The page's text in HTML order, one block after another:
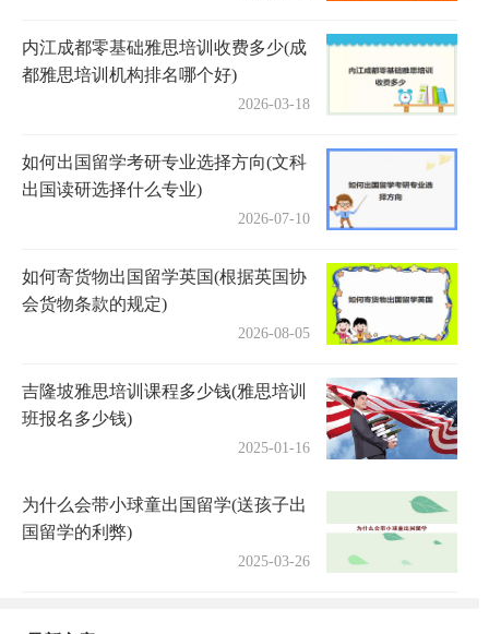
内江成都零基础雅思培训收费多少(成
都雅思培训机构排名哪个好)
2026-03-18
如何出国留学考研专业选择方向(文科
出国读研选择什么专业)
2026-07-10
如何寄货物出国留学英国(根据英国协
会货物条款的规定)
2026-08-05
吉隆坡雅思培训课程多少钱(雅思培训
班报名多少钱)
2025-01-16
为什么会带小球童出国留学(送孩子出
国留学的利弊)
2025-03-26